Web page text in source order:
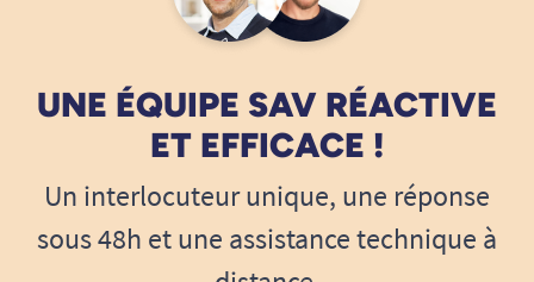
UNE ÉQUIPE SAV RÉACTIVE
ET EFFICACE !
Un interlocuteur unique, une réponse
sous 48h et une assistance technique à